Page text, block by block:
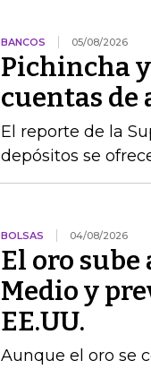
BANCOS 05/08/2026
Pichincha
cuentas de
El reporte de la
depósitos se
BOLSAS 04/08/2026
El oro
Medio y
EE.UU.
Aunque el oro se